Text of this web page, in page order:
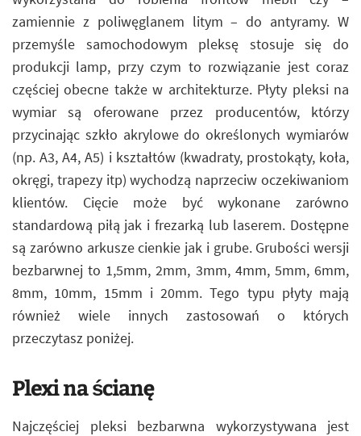
zamiennie z poliwęglanem litym – do antyramy. W
przemyśle samochodowym pleksę stosuje się do
produkcji lamp, przy czym to rozwiązanie jest coraz
częściej obecne także w architekturze. Płyty pleksi na
wymiar są oferowane przez producentów, którzy
przycinając szkło akrylowe do określonych wymiarów
(np. A3, A4, A5) i kształtów (kwadraty, prostokąty, koła,
okręgi, trapezy itp) wychodzą naprzeciw oczekiwaniom
klientów. Cięcie może być wykonane zarówno
standardową piłą jak i frezarką lub laserem. Dostępne
są zarówno arkusze cienkie jak i grube. Grubości wersji
bezbarwnej to 1,5mm, 2mm, 3mm, 4mm, 5mm, 6mm,
8mm, 10mm, 15mm i 20mm. Tego typu płyty mają
również wiele innych zastosowań o których
przeczytasz poniżej.
Plexi na ścianę
Najczęściej pleksi bezbarwna wykorzystywana jest